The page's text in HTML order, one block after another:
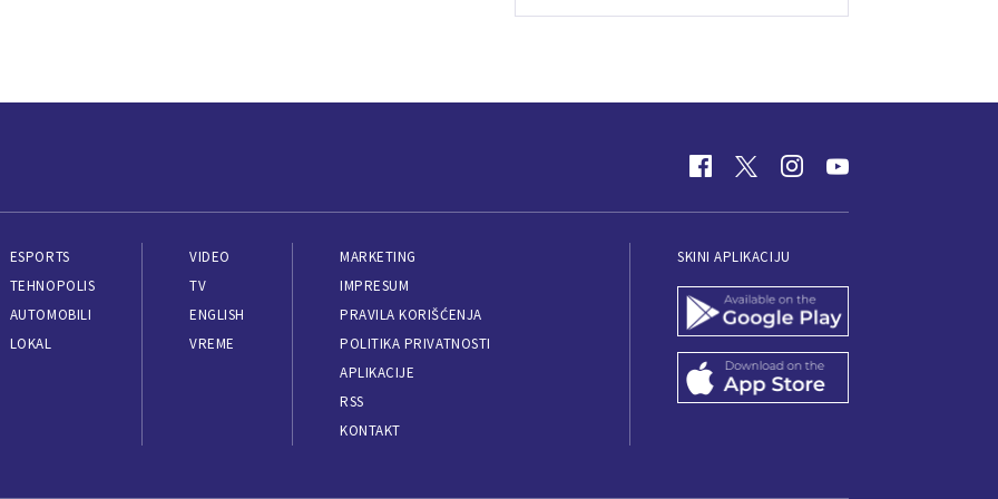
ESPORTS
TEHNOPOLIS
AUTOMOBILI
LOKAL
VIDEO
TV
ENGLISH
VREME
MARKETING
IMPRESUM
PRAVILA KORIŠĆENJA
POLITIKA PRIVATNOSTI
APLIKACIJE
RSS
KONTAKT
SKINI APLIKACIJU